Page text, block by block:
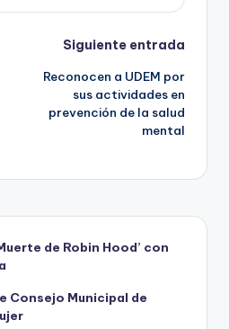
Siguiente entrada
Reconocen a UDEM por
sus actividades en
prevención de la salud
mental
de Robin Hood’ con
Consejo Municipal de